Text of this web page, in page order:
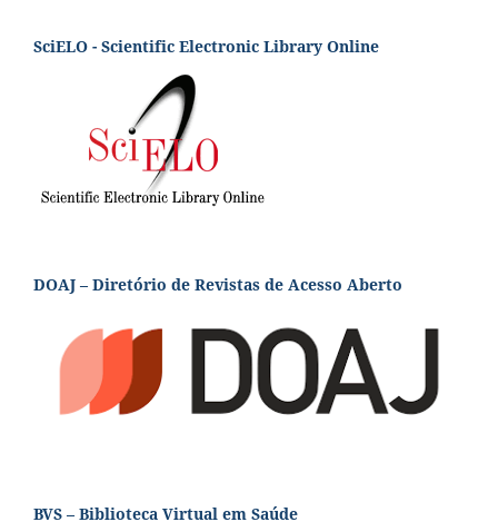
SciELO - Scientific Electronic Library Online
DOAJ – Diretório de Revistas de Acesso Aberto
BVS – Biblioteca Virtual em Saúde